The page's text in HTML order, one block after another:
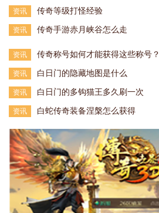
资讯 传奇等级打怪经验
资讯 传奇手游赤月峡谷怎么走
资讯 传奇称号如何才能获得这些称号？
资讯 白日门的隐藏地图是什么
资讯 白日门的多钩猫王多久刷一次
资讯 白蛇传奇装备涅槃怎么获得